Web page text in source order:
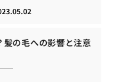
の毛への影響と注意